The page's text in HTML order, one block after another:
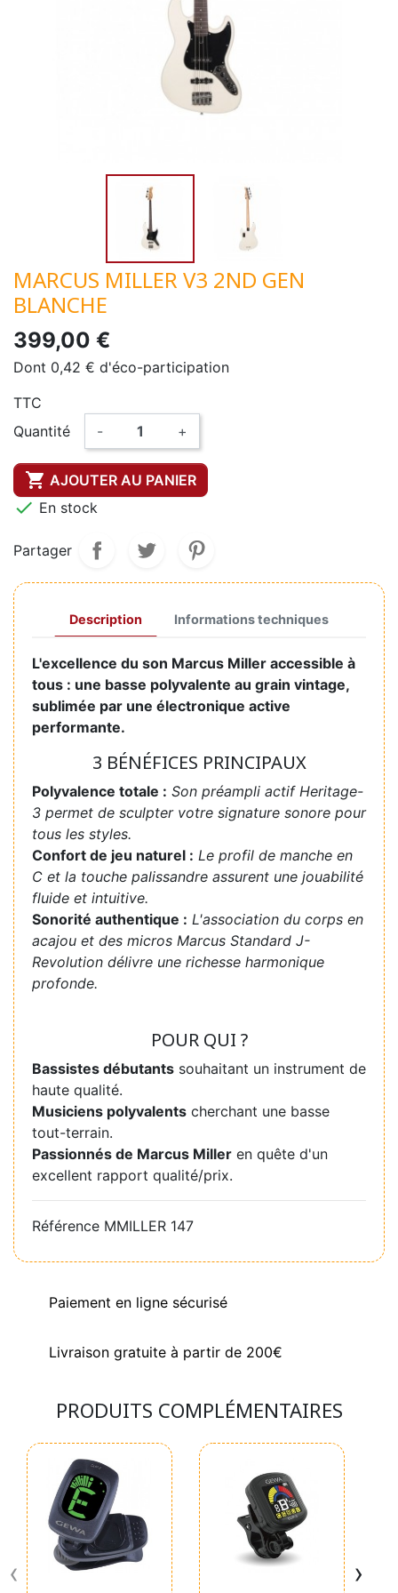
MARCUS MILLER V3 2ND GEN
BLANCHE
399,00 €
Dont 0,42 € d'éco-participation
TTC
Quantité
- +
 AJOUTER AU PANIER
 En stock
Partager
Description Informations techniques
L'excellence du son Marcus Miller accessible à
tous : une basse polyvalente au grain vintage,
sublimée par une électronique active
performante.
3 BÉNÉFICES PRINCIPAUX
Polyvalence totale : Son préampli actif Heritage-
3 permet de sculpter votre signature sonore pour
tous les styles.
Confort de jeu naturel : Le profil de manche en
C et la touche palissandre assurent une jouabilité
fluide et intuitive.
Sonorité authentique : L'association du corps en
acajou et des micros Marcus Standard J-
Revolution délivre une richesse harmonique
profonde.
POUR QUI ?
Bassistes débutants souhaitant un instrument de
haute qualité.
Musiciens polyvalents cherchant une basse
tout-terrain.
Passionnés de Marcus Miller en quête d'un
excellent rapport qualité/prix.
Référence MMILLER 147
Paiement en ligne sécurisé
Livraison gratuite à partir de 200€
PRODUITS COMPLÉMENTAIRES
‹ ›